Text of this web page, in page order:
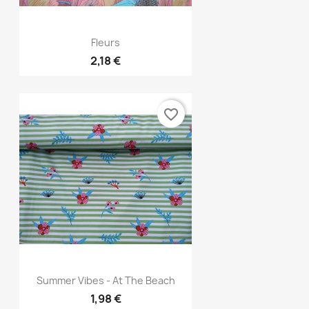
Aperçu rapide
Fleurs
2,18 €
Aperçu rapide
Summer Vibes - At The Beach
1,98 €
favorite_border